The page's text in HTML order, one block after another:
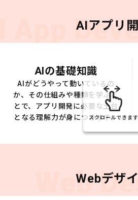
App AIアプリ
AIの基礎知識
AIがどうやって動いているの
か、その仕組みや種類を学ぶこ
とで、アプリ開発に必要な土台
となる理解力が身につきます。
スクロールできます
WebWebデザ